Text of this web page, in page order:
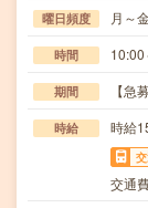
曜日頻度 月～
時間
期間 【急
時給 時給
交通